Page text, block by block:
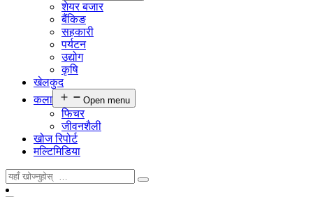
शेयर बजार
बैंकिङ
सहकारी
पर्यटन
उद्योग
कृषि
खेलकुद
कला
Open menu
फिचर
जीवनशैली
खोज रिपोर्ट
मल्टिमिडिया